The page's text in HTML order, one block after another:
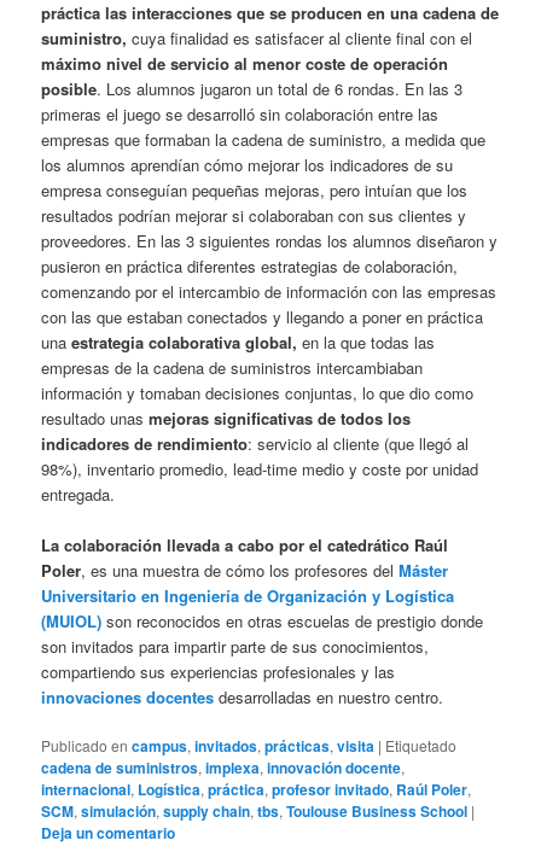
práctica las interacciones que se producen en una cadena de
suministro, cuya finalidad es satisfacer al cliente final con el
máximo nivel de servicio al menor coste de operación
posible. Los alumnos jugaron un total de 6 rondas. En las 3
primeras el juego se desarrolló sin colaboración entre las
empresas que formaban la cadena de suministro, a medida que
los alumnos aprendían cómo mejorar los indicadores de su
empresa conseguían pequeñas mejoras, pero intuían que los
resultados podrían mejorar si colaboraban con sus clientes y
proveedores. En las 3 siguientes rondas los alumnos diseñaron y
pusieron en práctica diferentes estrategias de colaboración,
comenzando por el intercambio de información con las empresas
con las que estaban conectados y llegando a poner en práctica
unaestrategia colaborativa global, en la que todas las
empresas de la cadena de suministros intercambiaban
información y tomaban decisiones conjuntas, lo que dio como
resultado unasmejoras significativas de todos los
indicadores de rendimiento: servicio al cliente (que llegó al
98%), inventario promedio, lead-time medio y coste por unidad
entregada.
La colaboración llevada a cabo por el catedrático Raúl
Poler, es una muestra de cómo los profesores delMáster
Universitario en Ingeniería de Organización y Logística
(MUIOL) son reconocidos en otras escuelas de prestigio donde
son invitados para impartir parte de sus conocimientos,
compartiendo sus experiencias profesionales y las
innovaciones docentes desarrolladas en nuestro centro.
Publicado en campus,invitados,prácticas,visita | Etiquetado
cadena de suministros,implexa,innovación docente,
internacional, Logística,práctica,profesor invitado, Raúl Poler,
SCM,simulación,supply chain,tbs,Toulouse Business School |
Deja un comentario